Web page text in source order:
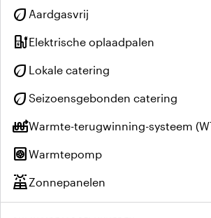
eco Aardgasvrij
ev_chargerElektrische oplaadpalen
eco Lokale catering
eco Seizoensgebonden catering
heat_pump_balanceWarmte-terugwinning-systeem
heat_pumpWarmtepomp
solar_powerZonnepanelen